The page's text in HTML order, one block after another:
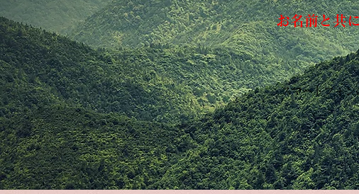
お名前と共
スマートフォン